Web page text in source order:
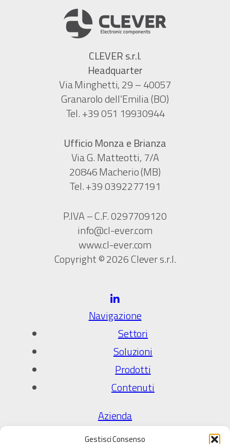
Gestisci Consenso
CLEVER s.r.l.
Headquarter
Via Minghetti, 29 – 40057
Granarolo dell’Emilia (BO)
Tel. +39 051 19930944
Ufficio Monza e Brianza
Via G. Matteotti, 7/A
20846 Macherio (MB)
Tel. +39 0392277191
P.IVA – C.F. 0297709120
info@cl-ever.com
www.cl-ever.com
Copyright © 2026 Clever s.r.l.
Navigazione
Settori
Soluzioni
Prodotti
Contenuti
Azienda
Chi Siamo